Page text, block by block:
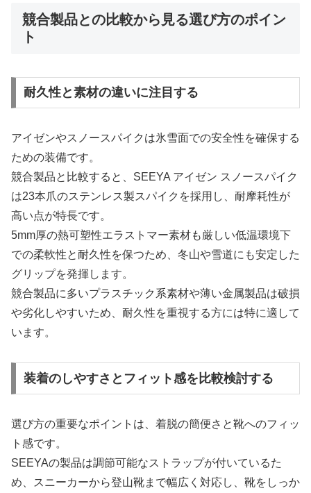
競合製品との比較から見る選び方のポイン
ト
耐久性と素材の違いに注目する
アイゼンやスノースパイクは氷雪面での安全性を確保する
ための装備です。
競合製品と比較すると、SEEYA アイゼン スノースパイク
は23本爪のステンレス製スパイクを採用し、耐摩耗性が
高い点が特長です。
5mm厚の熱可塑性エラストマー素材も厳しい低温環境下
での柔軟性と耐久性を保つため、冬山や雪道にも安定した
グリップを発揮します。
競合製品に多いプラスチック系素材や薄い金属製品は破損
や劣化しやすいため、耐久性を重視する方には特に適して
います。
装着のしやすさとフィット感を比較検討する
選び方の重要なポイントは、着脱の簡便さと靴へのフィッ
ト感です。
SEEYAの製品は調節可能なストラップが付いているた
め、スニーカーから登山靴まで幅広く対応し、靴をしっか